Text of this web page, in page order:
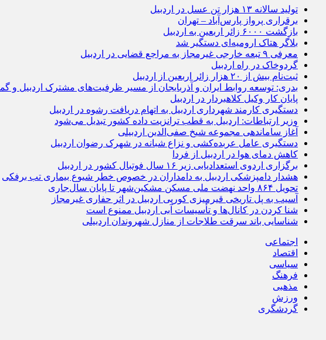
تولید سالانه ۱۳ هزار تن عسل در اردبیل
برقراری پرواز پارس‌آباد – تهران
بازگشت ۶۰۰۰ زائر اربعین به اردبیل
بلاگر هتاک ارومیه‌ای دستگیر شد
معرفی ۹ تبعه خارجی غیرمجاز به مراجع قضایی در اردبیل
گردوخاک در راه اردبیل
ثبت‌نام بیش از ۲۰ هزار زائر اربعین از اردبیل
بدری: توسعه روابط ایران و آذربایجان از مسیر ظرفیت‌های مشترک اردبیل و
پایان کار وکیل کلاهبردار در اردبیل
دستگیری کارمند شهرداری اردبیل به اتهام دریافت رشوه در اردبیل
وزیر ارتباطات: اردبیل به قطب ترانزیت داده کشور تبدیل می‌شود
آغاز ساماندهی مجموعه شیخ صفی‌الدین اردبیلی
دستگیری عامل عربده‌کشی و نزاع شبانه در شهرک رضوان اردبیل
کاهش دمای هوا در اردبیل از فردا
برگزاری اردوی استعدادیابی زیر ۱۶ سال فوتبال کشور در اردبیل
هشدار دامپزشکی اردبیل به دامداران در خصوص خطر شیوع بیماری تب برفکی
تحویل ۸۶۴ واحد نهضت ملی مسکن مشکین‌شهر تا پایان سال‌جاری
آسیب به پل تاریخی قیرمیزی کورپی اردبیل در اثر حفاری غیرمجاز
شنا کردن در کانال‌ها و تأسیسات آبی اردبیل ممنوع است
شناسایی باند سرقت طلاجات از منازل شهروندان اردبیلی
اجتماعی
اقتصاد
سیاسی
فرهنگ
مذهبی
ورزش
گردشگری